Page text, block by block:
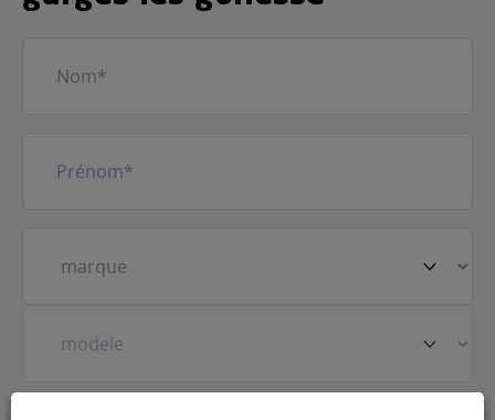
véhicule(Nécessaire)